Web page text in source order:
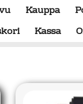
Kauppa
Kassa